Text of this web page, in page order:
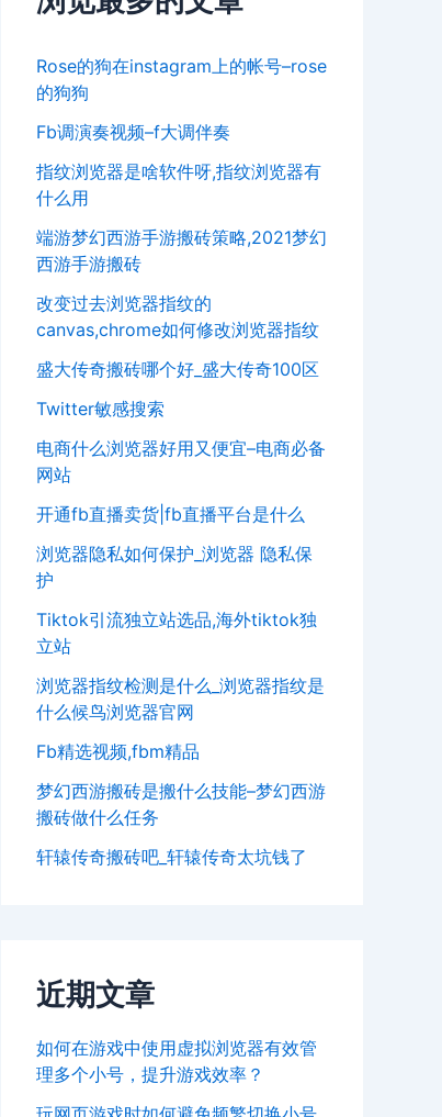
Rose的狗在instagram上的帐号–rose
的狗狗
Fb调演奏视频–f大调伴奏
指纹浏览器是啥软件呀,指纹浏览器有
什么用
端游梦幻西游手游搬砖策略,2021梦幻
西游手游搬砖
改变过去浏览器指纹的
canvas,chrome如何修改浏览器指纹
盛大传奇搬砖哪个好_盛大传奇100区
Twitter敏感搜索
电商什么浏览器好用又便宜–电商必备
网站
开通fb直播卖货|fb直播平台是什么
浏览器隐私如何保护_浏览器 隐私保
护
Tiktok引流独立站选品,海外tiktok独
立站
浏览器指纹检测是什么_浏览器指纹是
什么候鸟浏览器官网
Fb精选视频,fbm精品
梦幻西游搬砖是搬什么技能–梦幻西游
搬砖做什么任务
轩辕传奇搬砖吧_轩辕传奇太坑钱了
近期文章
如何在游戏中使用虚拟浏览器有效管
理多个小号，提升游戏效率？